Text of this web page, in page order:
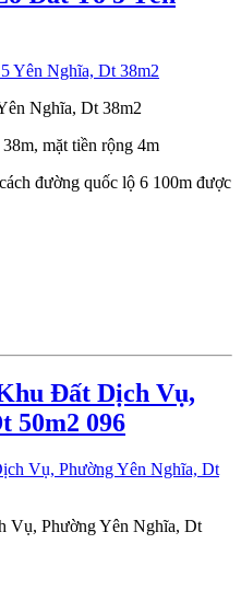
Nghĩa, Dt 38m2
mặt tiền rộng 4m
đường quốc lộ 6 100m được
Đất Dịch Vụ,
50m2 096
Vụ, Phường Yên Nghĩa, Dt